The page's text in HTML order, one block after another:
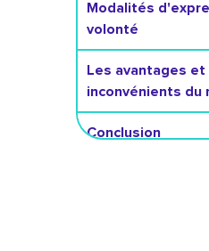
Modalités
volonté
Les avantages et
inconvénients du
Conclusion